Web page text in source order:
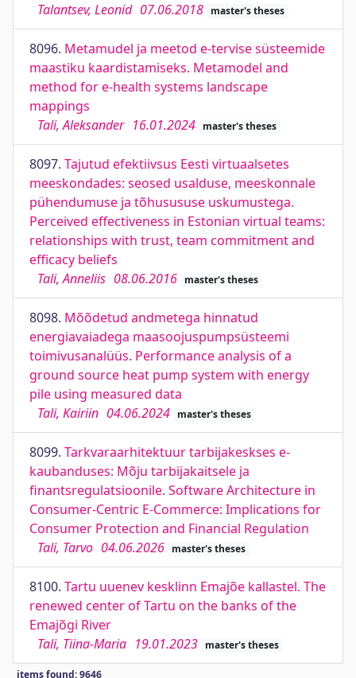
Talantsev, Leonid 07.06.2018 master's theses
8096. Metamudel ja meetod e-tervise süsteemide
maastiku kaardistamiseks. Metamodel and
method for e-health systems landscape
mappings
Tali, Aleksander 16.01.2024 master's theses
8097. Tajutud efektiivsus Eesti virtuaalsetes
meeskondades: seosed usalduse, meeskonnale
pühendumuse ja tõhusususe uskumustega.
Perceived effectiveness in Estonian virtual teams:
relationships with trust, team commitment and
efficacy beliefs
Tali, Anneliis 08.06.2016 master's theses
8098. Mõõdetud andmetega hinnatud
energiavaiadega maasoojuspumpsüsteemi
toimivusanalüüs. Performance analysis of a
ground source heat pump system with energy
pile using measured data
Tali, Kairiin 04.06.2024 master's theses
8099. Tarkvaraarhitektuur tarbijakeskses e-
kaubanduses: Mõju tarbijakaitsele ja
finantsregulatsioonile. Software Architecture in
Consumer-Centric E-Commerce: Implications for
Consumer Protection and Financial Regulation
Tali, Tarvo 04.06.2026 master's theses
8100. Tartu uuenev kesklinn Emajõe kallastel. The
renewed center of Tartu on the banks of the
Emajõgi River
Tali, Tiina-Maria 19.01.2023 master's theses
items found: 9646